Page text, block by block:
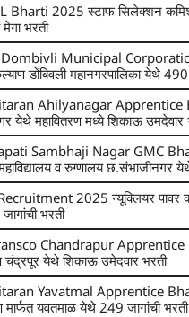
Bharti 2025 स्टाफ सिलेक्शन
मेगा भरती
Dombivli Municipal
डोंबिवली महानगरपालिका येथे 490
Ahilyanagar Apprentice
येथे महावितरण मध्ये शिकाऊ उमदेवार
Sambhaji Nagar GMC
व रुग्णालय छ.संभाजीनगर
2025 न्यूक्लियर पावर
भरती
Chandrapur
चंद्रपूर येथे शिकाऊ उमेदवार भरती
Yavatmal Apprentice
मार्फत यवतमाळ येथे 249 जागांची भरती